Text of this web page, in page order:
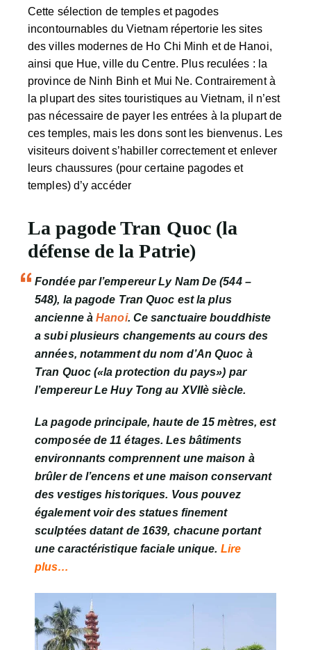
Cette sélection de temples et pagodes
incontournables du Vietnam répertorie les sites
des villes modernes de Ho Chi Minh et de Hanoi,
ainsi que Hue, ville du Centre. Plus reculées : la
province de Ninh Binh et Mui Ne. Contrairement à
la plupart des sites touristiques au Vietnam, il n’est
pas nécessaire de payer les entrées à la plupart de
ces temples, mais les dons sont les bienvenus. Les
visiteurs doivent s’habiller correctement et enlever
leurs chaussures (pour certaine pagodes et
temples) d’y accéder
La pagode Tran Quoc (la
défense de la Patrie)
Fondée par l’empereur Ly Nam De (544 –
548), la pagode Tran Quoc est la plus
ancienne àHanoi. Ce sanctuaire bouddhiste
a subi plusieurs changements au cours des
années, notamment du nom d’An Quoc à
Tran Quoc («la protection du pays») par
l’empereur Le Huy Tong au XVIIè siècle.
La pagode principale, haute de 15 mètres, est
composée de 11 étages. Les bâtiments
environnants comprennent une maison à
brûler de l’encens et une maison conservant
des vestiges historiques. Vous pouvez
également voir des statues finement
sculptées datant de 1639, chacune portant
une caractéristique faciale unique. Lire
plus…